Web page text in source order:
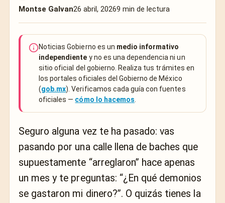
Montse Galvan26 abril, 20269 min de lectura
Noticias Gobierno es un medio informativo
independiente y no es una dependencia ni un
sitio oficial del gobierno. Realiza tus trámites en
los portales oficiales del Gobierno de México
(gob.mx). Verificamos cada guía con fuentes
oficiales — cómo lo hacemos
Seguro alguna vez te ha pasado: vas
pasando por una calle llena de baches que
supuestamente “arreglaron” hace apenas
un mes y te preguntas: “¿En qué demonios
se gastaron mi dinero?”. O quizás tienes la